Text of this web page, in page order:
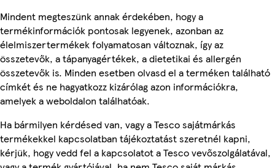
Mindent megteszünk annak érdekében, hogy a
termékinformációk pontosak legyenek, azonban az
élelmiszertermékek folyamatosan változnak, így az
összetevők, a tápanyagértékek, a dietetikai és allergén
összetevők is. Minden esetben olvasd el a terméken található
címkét és ne hagyatkozz kizárólag azon információkra,
amelyek a weboldalon találhatóak.
Ha bármilyen kérdésed van, vagy a Tesco sajátmárkás
termékekkel kapcsolatban tájékoztatást szeretnél kapni,
kérjük, hogy vedd fel a kapcsolatot a Tesco vevőszolgálatával,